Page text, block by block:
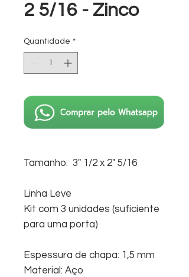
2 5/16 - Zinco
Quantidade *
Tamanho: 3" 1/2 x 2" 5/16
Linha Leve
Kit com 3 unidades (suficiente
para uma porta)
Espessura de chapa: 1,5 mm
Material: Aço